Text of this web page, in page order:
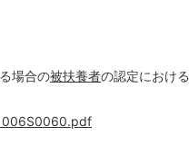
場合の被扶養者の認定における